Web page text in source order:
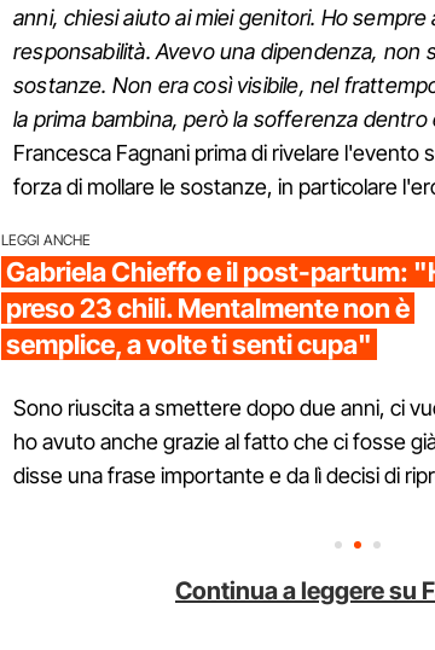
anni, chiesi aiuto ai miei genitori. Ho
responsabilità. Avevo una dipendenza, non
sostanze. Non era così visibile, nel
la prima bambina, però la sofferenza
Francesca Fagnani prima di rivelare l'evento
forza di mollare le sostanze, in particolare
LEGGI ANCHE
Gabriela Chieffo e il post-partum:
preso 23 chili. Mentalmente non è
semplice, a volte ti senti cupa"
Sono riuscita a smettere dopo due anni, ci
ho avuto anche grazie al fatto che ci fosse
disse una frase importante e da lì decisi di
Continua a leggere su